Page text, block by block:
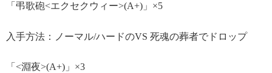
「弔歌砲<エクセクウィー>(A+)」×5
入手方法：ノーマル/ハードのVS 死魂の葬者でドロップ
「<淵夜>(A+)」×3